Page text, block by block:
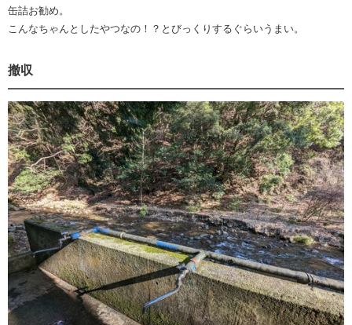
缶詰お勧め。
こんなちゃんとしたやつなの！？とびっくりするぐらいうまい。
撤収